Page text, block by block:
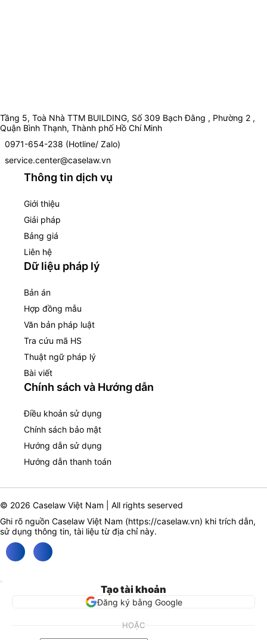
Tầng 5, Toà Nhà TTM BUILDING, Số 309 Bạch Đằng , Phường 2 ,
Quận Bình Thạnh, Thành phố Hồ Chí Minh
0971-654-238 (Hotline/ Zalo)
service.center@caselaw.vn
Thông tin dịch vụ
Giới thiệu
Giải pháp
Bảng giá
Liên hệ
Dữ liệu pháp lý
Bản án
Hợp đồng mẫu
Văn bản pháp luật
Tra cứu mã HS
Thuật ngữ pháp lý
Bài viết
Chính sách và Hướng dẫn
Điều khoản sử dụng
Chính sách bảo mật
Hướng dẫn sử dụng
Hướng dẫn thanh toán
© 2026 Caselaw Việt Nam | All rights seserved
Ghi rõ nguồn Caselaw Việt Nam (https://caselaw.vn) khi trích dẫn,
sử dụng thông tin, tài liệu từ địa chỉ này.
Tạo tài khoản
Đăng ký bằng Google
HOẶC